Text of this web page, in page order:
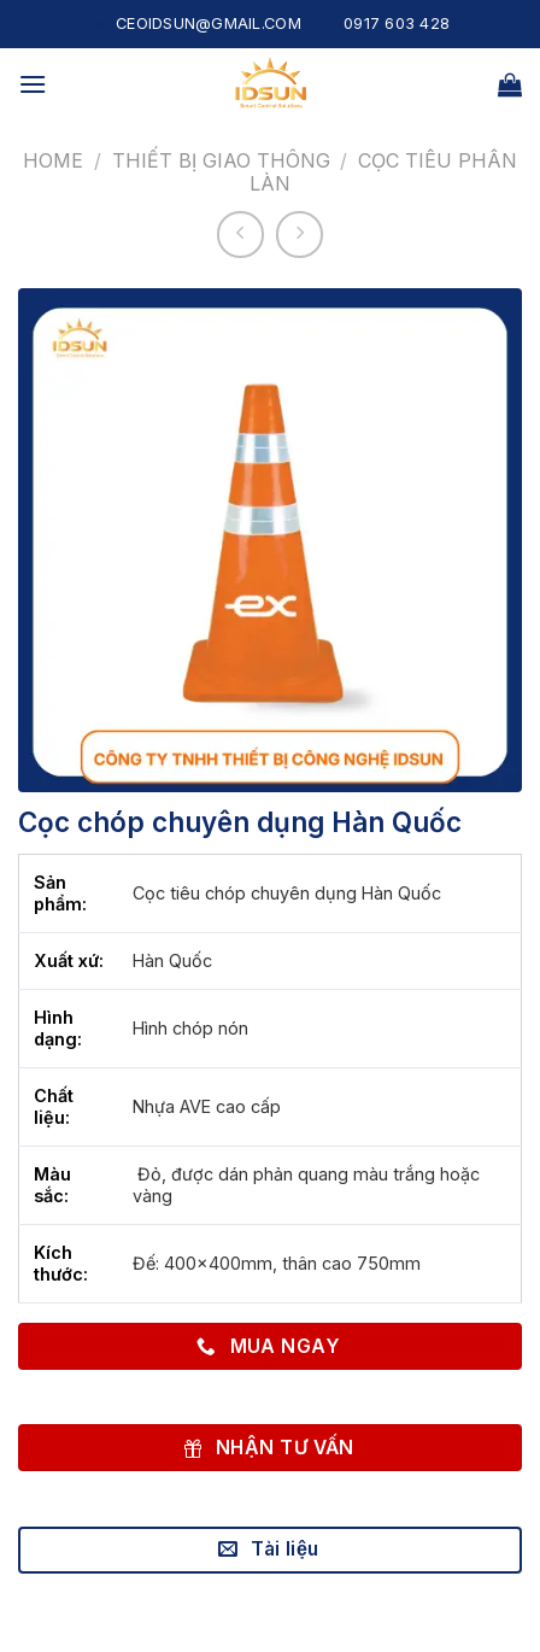
to
content
CEOIDSUN@GMAIL.COM 0917 603 428
HOME / THIẾT BỊ GIAO THÔNG / CỌC TIÊU PHÂN
LÀN
Cọc chóp chuyên dụng Hàn Quốc
Sản
phẩm:
Cọc tiêu chóp chuyên dụng Hàn Quốc
Xuất xứ: Hàn Quốc
Hình
dạng:
Hình chóp nón
Chất
liệu:
Nhựa AVE cao cấp
Màu
sắc:
Đỏ, được dán phản quang màu trắng hoặc
vàng
Kích
thước:
Đế: 400x400mm, thân cao 750mm
MUA NGAY
NHẬN TƯ VẤN
Tài liệu